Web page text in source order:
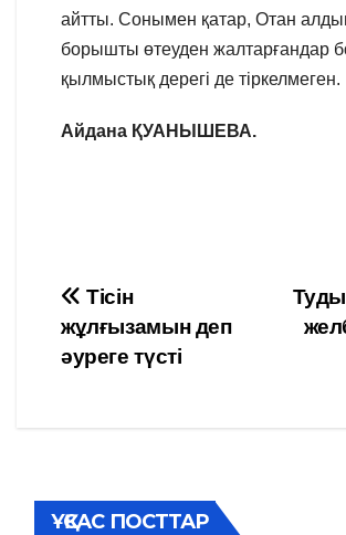
айтты. Сонымен қатар, Отан
борышты өтеуден жалтарғандар
қылмыстық дерегі де тіркелмеген.
Айдана ҚУАНЫШЕВА.
Навигация
по
Тісін
жұлғызамын деп
әуреге түсті
ҰҚСАС ПОСТТАР